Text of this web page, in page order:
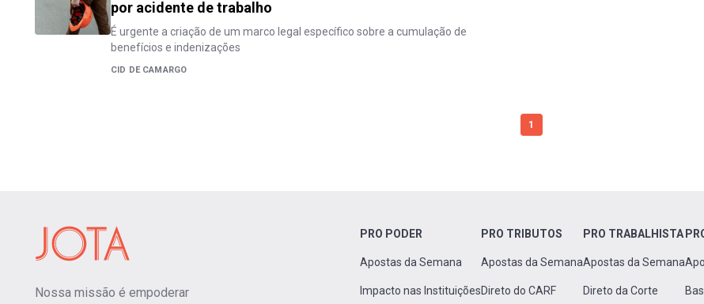
por acidente de trabalho
É urgente a criação de um marco legal específico sobre a cumulação de
benefícios e indenizações
CID DE CAMARGO
1
Nossa missão é empoderar
PRO PODER
Apostas da Semana
Impacto nas Instituições
PRO TRIBUTOS
Apostas da Semana
Direto do CARF
PRO TRABALHISTA
Apostas da Semana
Direto da Corte